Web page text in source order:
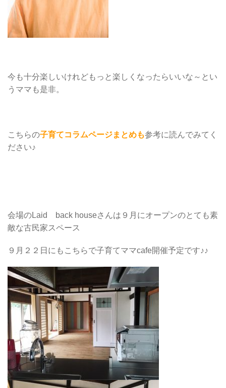
今も十分楽しいけれどもっと楽しくなったらいいな～とい
うママも是非。
こちらの子育てコラムページまとめも参考に読んでみてく
ださい♪
会場のLaid back houseさんは９月にオープンのとても素
敵な古民家スペース
９月２２日にもこちらで子育てママcafe開催予定です♪♪